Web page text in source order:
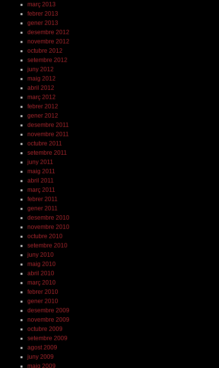
març 2013
febrer 2013
gener 2013
desembre 2012
novembre 2012
octubre 2012
setembre 2012
juny 2012
maig 2012
abril 2012
març 2012
febrer 2012
gener 2012
desembre 2011
novembre 2011
octubre 2011
setembre 2011
juny 2011
maig 2011
abril 2011
març 2011
febrer 2011
gener 2011
desembre 2010
novembre 2010
octubre 2010
setembre 2010
juny 2010
maig 2010
abril 2010
març 2010
febrer 2010
gener 2010
desembre 2009
novembre 2009
octubre 2009
setembre 2009
agost 2009
juny 2009
maig 2009